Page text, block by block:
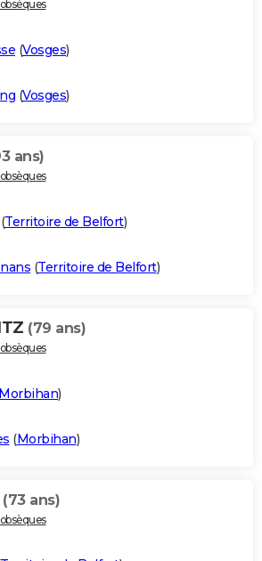
(Vosges)
(Vosges)
ans)
Territoire de Belfort)
(Territoire de Belfort)
(79 ans)
)
(Morbihan)
(73 ans)